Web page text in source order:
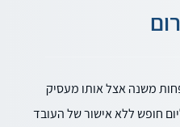
משנה אצל אותו מעסיק
חופש ללא אישור של העובד